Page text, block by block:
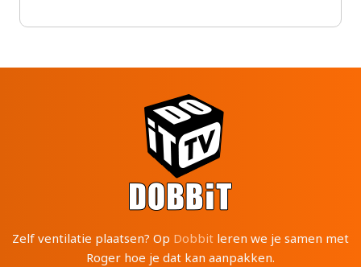
Zelf ventilatie plaatsen? Op Dobbit leren we je samen met
Roger hoe je dat kan aanpakken.